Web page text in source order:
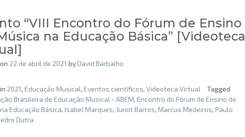
“VIII Encontro do Fórum de Ensino
na Educação Básica” [Videoteca
22 de abril de 2021 byDavid Barbalho
2021, Educação Musical, Eventos científicos, Videoteca Virtual
Tagged
Brasileira de Educação Musical - ABEM, Encontro do Fórum de Ensino de
Educação Básica, Isabel Marques, Junot Barros, Marcus Medeiros, Paulo
Dutra